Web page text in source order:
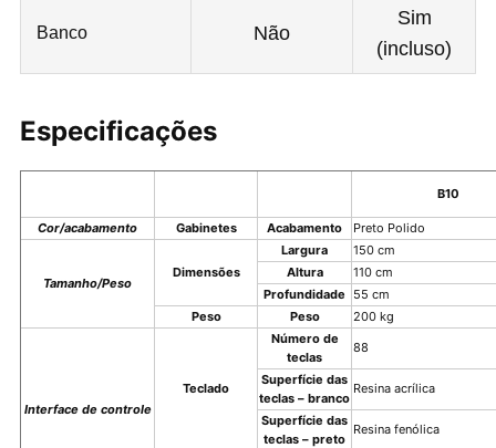
Banco Não
Sim
(incluso)
Especificações
B10
Cor/acabamento Gabinetes Acabamento Preto Polido
Tamanho/Peso
Dimensões
Largura
150 cm
Altura
110 cm
Profundidade
55 cm
Peso
Peso 200 kg
Interface de controle
Teclado
Número de
teclas
88
Superfície das
teclas – branco
Resina acrílica
Superfície das
teclas – preto
Resina fenólica